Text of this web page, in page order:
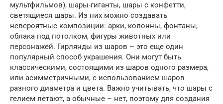
мультфильмов), шары-гиганты, шары с конфетти,
светящиеся шары. Из них можно создавать
невероятные композиции: арки, колонны, фонтаны,
облака под потолком, фигуры животных или
персонажей. Гирлянды из шаров – это еще один
популярный способ украшения. Они могут быть
классическими, состоящими из шаров одного размера,
или асимметричными, с использованием шаров
разного диаметра и цвета. Важно учитывать, что шары с
гелием летают, а обычные – нет, поэтому для создания